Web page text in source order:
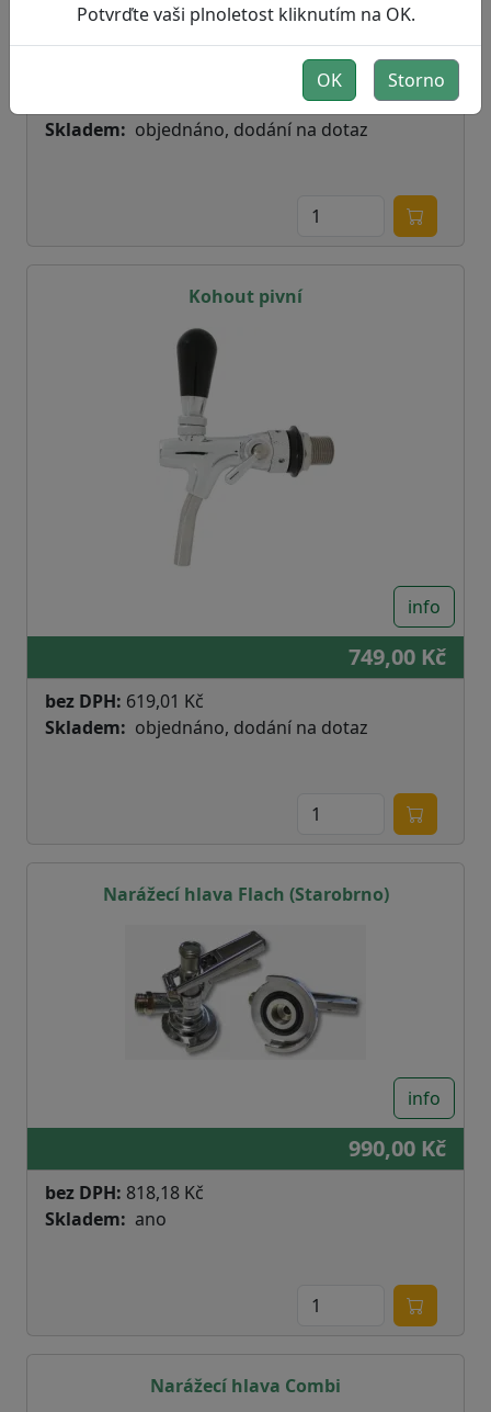
info
699,00 Kč
Skladem
objednáno, dodání na dotaz
Kohout pivní
info
749,00 Kč
bez DPH: 619,01 Kč
Skladem
objednáno, dodání na dotaz
Narážecí hlava Flach (Starobrno)
info
990,00 Kč
bez DPH: 818,18 Kč
Skladem
ano
Narážecí hlava Combi
Potvrďte vaši plnoletost kliknutím na OK.
OK Storno